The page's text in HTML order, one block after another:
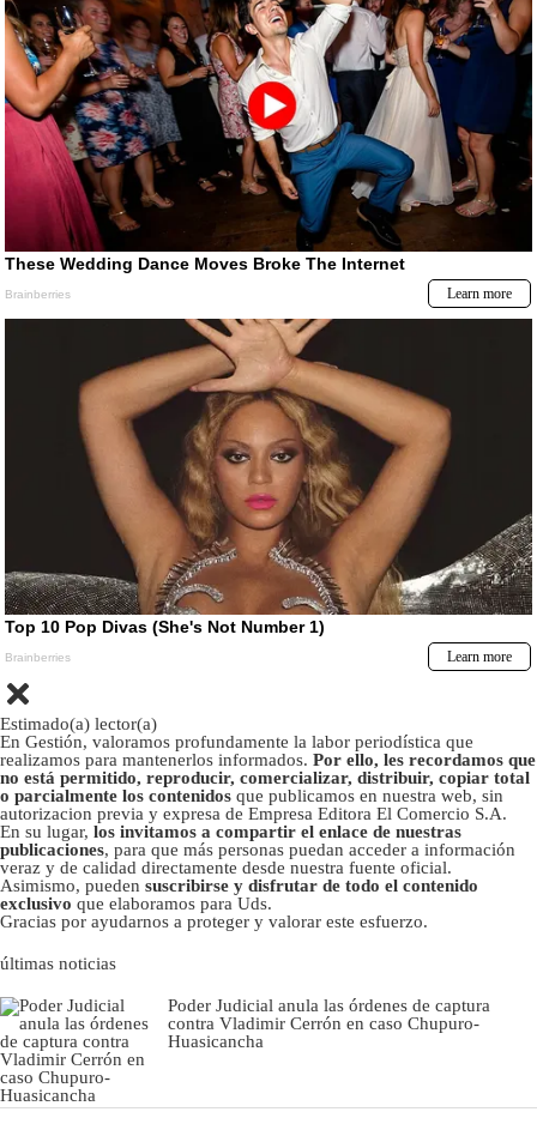
Estimado(a) lector(a)
En Gestión, valoramos profundamente la labor periodística que
realizamos para mantenerlos informados. Por ello, les recordamos que
no está permitido, reproducir, comercializar, distribuir, copiar total
o parcialmente los contenidos que publicamos en nuestra web, sin
autorizacion previa y expresa de Empresa Editora El Comercio S.A.
En su lugar, los invitamos a compartir el enlace de nuestras
publicaciones, para que más personas puedan acceder a información
veraz y de calidad directamente desde nuestra fuente oficial.
Asimismo, pueden suscribirse y disfrutar de todo el contenido
exclusivo que elaboramos para Uds.
Gracias por ayudarnos a proteger y valorar este esfuerzo.
últimas noticias
Poder Judicial anula las órdenes de captura
contra Vladimir Cerrón en caso Chupuro-
Huasicancha